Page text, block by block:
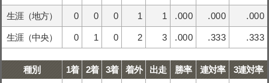
生涯（地方） 0 0 0 1 1 .000 .000 .000
生涯（中央） 0 1 0 2 3 .000 .333 .333
種別 1着 2着 3着 着外 出走 勝率 連対率
3連対率